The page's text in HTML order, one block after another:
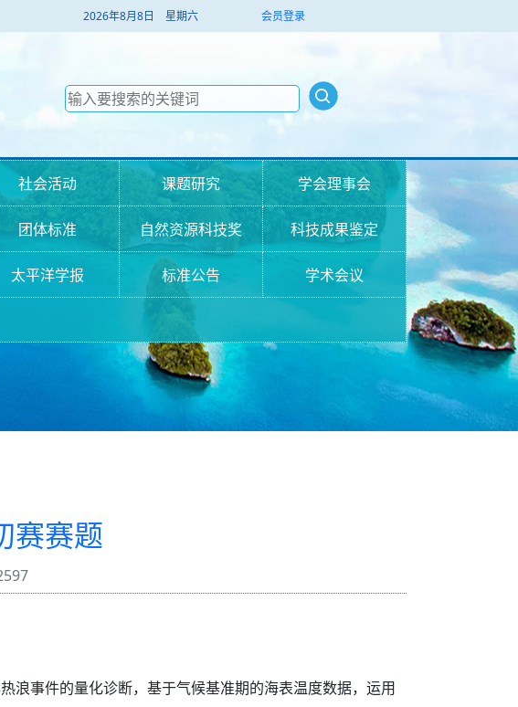
2026年8月8日 星期六 会员登录
社会活动 课题研究 学会理事会
团体标准 自然资源科技奖 科技成果鉴定
太平洋学报 标准公告 学术会议
赛赛题
浪事件的量化诊断，基于气候基准期的海表温度数据，运用